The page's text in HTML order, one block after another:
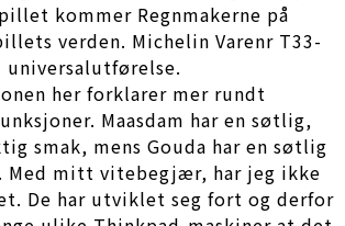
kommer Regnmakerne på
verden. Michelin Varenr T33-
universalutførelse.
her forklarer mer rundt
Maasdam har en søtlig,
smak, mens Gouda har en søtlig
Med mitt vitebegjær, har jeg ikke
De har utviklet seg fort og derfor